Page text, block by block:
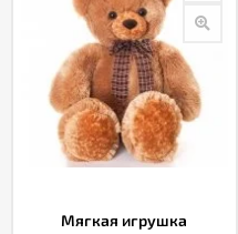
Мягкая игрушка